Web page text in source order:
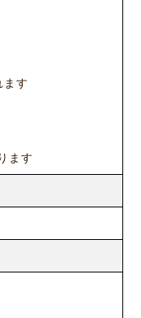
ます
ます